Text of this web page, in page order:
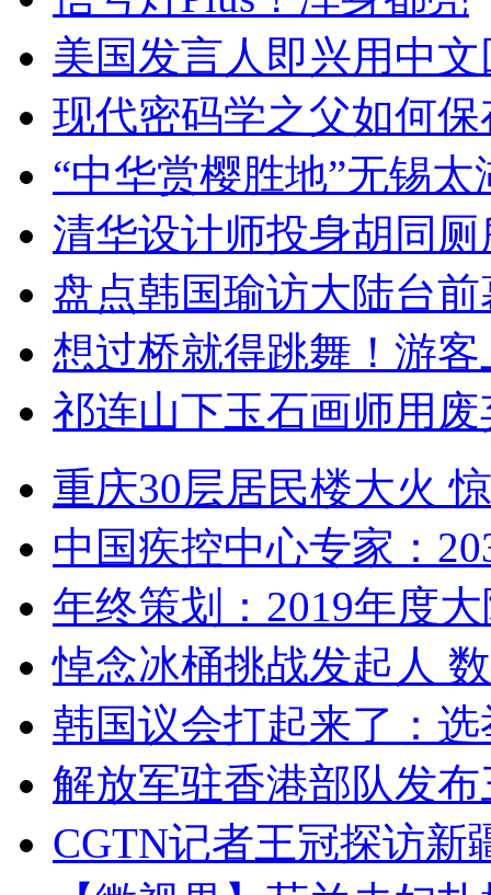
美国发言人即兴用中
现代密码学之父如何
“中华赏樱胜地”无锡
清华设计师投身胡同
盘点韩国瑜访大陆台
想过桥就得跳舞！游客
祁连山下玉石画师用
重庆30层居民楼大火
中国疾控中心专家：
年终策划：2019年度
悼念冰桶挑战发起人
韩国议会打起来了：
解放军驻香港部队发
CGTN记者王冠探访新